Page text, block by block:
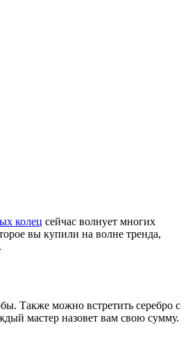
колец сейчас волнует многих
вы купили на волне тренда,
Также можно встретить серебро с
мастер назовет вам свою сумму.